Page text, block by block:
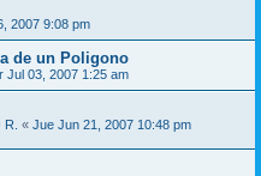
2007 9:08 pm
de un Poligono
Jul 03, 2007 1:25 am
« Jue Jun 21, 2007 10:48 pm